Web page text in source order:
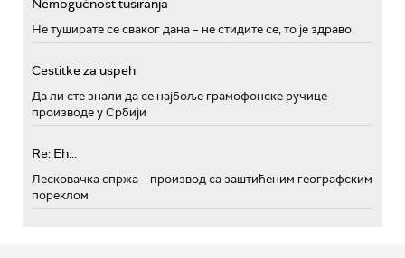
Nemogućnost tusiranja
Не туширате се сваког дана – не стидите се, то је здраво
Cestitke za uspeh
Да ли сте знали да се најбоље грамофонске ручице
производе у Србији
Re: Eh...
Лесковачка спржа – производ са заштићеним географским
пореклом